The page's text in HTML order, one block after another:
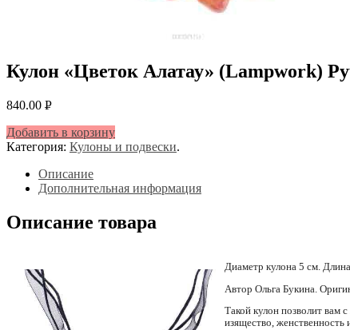
Кулон «Цветок Алатау» (Lampwork)
840.00 Р
Добавить в корзину
Категория: Кулоны и подвески.
Описание
Дополнительная информация
Описание товара
Диаметр кулона 5 см.
Автор Ольга Букина.
Такой кулон позволит вам
изящество,